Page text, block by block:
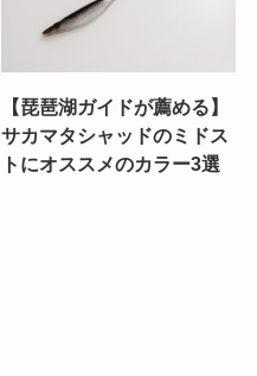
【琵琶湖ガイドが薦める】
サカマタシャッドのミドス
トにオススメのカラー3選